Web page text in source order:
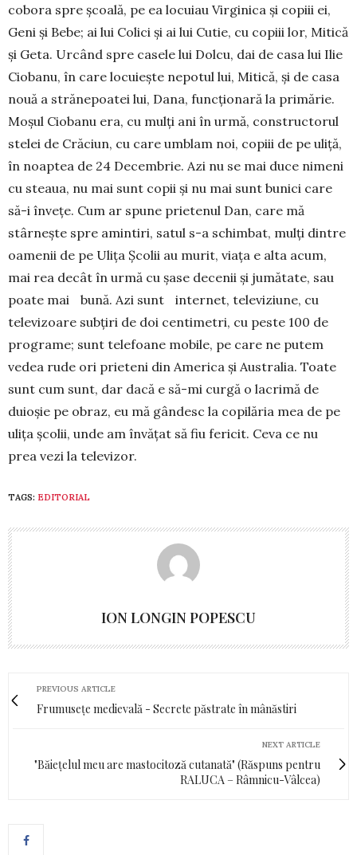
cobora spre școală, pe ea locuiau Virginica și copiii ei,
Geni și Bebe; ai lui Colici și ai lui Cutie, cu copiii lor, Mitică
și Geta. Urcând spre casele lui Dolcu, dai de casa lui Ilie
Ciobanu, în care locuiește nepotul lui, Mitică, și de casa
nouă a strănepoatei lui, Dana, funcționară la primărie.
Moșul Ciobanu era, cu mulți ani în urmă, constructorul
stelei de Crăciun, cu care umblam noi, copiii de pe uliță,
în noaptea de 24 Decembrie. Azi nu se mai duce nimeni
cu steaua, nu mai sunt copii și nu mai sunt bunici care
să-i învețe. Cum ar spune prietenul Dan, care mă
stârnește spre amintiri, satul s-a schimbat, mulți dintre
oamenii de pe Ulița Școlii au murit, viața e alta acum,
mai rea decât în urmă cu șase decenii și jumătate, sau
poate mai bună. Azi sunt internet, televiziune, cu
televizoare subțiri de doi centimetri, cu peste 100 de
programe; sunt telefoane mobile, pe care ne putem
vedea rude ori prieteni din America și Australia. Toate
sunt cum sunt, dar dacă e să-mi curgă o lacrimă de
duioșie pe obraz, eu mă gândesc la copilăria mea de pe
ulița școlii, unde am învățat să fiu fericit. Ceva ce nu
prea vezi la televizor.
TAGS: EDITORIAL
ION LONGIN POPESCU
PREVIOUS ARTICLE
Frumusețe medievală - Secrete păstrate în mânăstiri
NEXT ARTICLE
"Băiețelul meu are mastocitoză cutanată" (Răspuns pentru
RALUCA – Râmnicu-Vâlcea)